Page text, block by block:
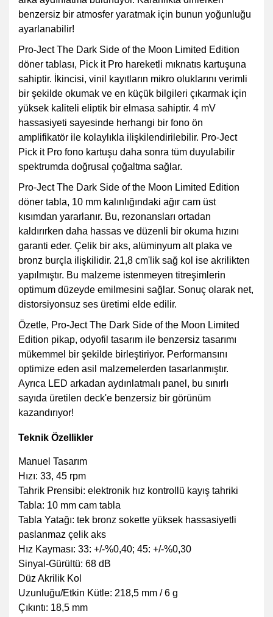
benzersiz bir atmosfer yaratmak için bunun yoğunluğu
ayarlanabilir!
Pro-Ject The Dark Side of the Moon Limited Edition
döner tablası, Pick it Pro hareketli mıknatıs kartuşuna
sahiptir. İkincisi, vinil kayıtların mikro oluklarını verimli
bir şekilde okumak ve en küçük bilgileri çıkarmak için
yüksek kaliteli eliptik bir elmasa sahiptir. 4 mV
hassasiyeti sayesinde herhangi bir fono ön
amplifikatör ile kolaylıkla ilişkilendirilebilir. Pro-Ject
Pick it Pro fono kartuşu daha sonra tüm duyulabilir
spektrumda doğrusal çoğaltma sağlar.
Pro-Ject The Dark Side of the Moon Limited Edition
döner tabla, 10 mm kalınlığındaki ağır cam üst
kısımdan yararlanır. Bu, rezonansları ortadan
kaldırırken daha hassas ve düzenli bir okuma hızını
garanti eder. Çelik bir aks, alüminyum alt plaka ve
bronz burçla ilişkilidir. 21,8 cm'lik sağ kol ise akrilikten
yapılmıştır. Bu malzeme istenmeyen titreşimlerin
optimum düzeyde emilmesini sağlar. Sonuç olarak net,
distorsiyonsuz ses üretimi elde edilir.
Özetle, Pro-Ject The Dark Side of the Moon Limited
Edition pikap, odyofil tasarım ile benzersiz tasarımı
mükemmel bir şekilde birleştiriyor. Performansını
optimize eden asil malzemelerden tasarlanmıştır.
Ayrıca LED arkadan aydınlatmalı panel, bu sınırlı
sayıda üretilen deck'e benzersiz bir görünüm
kazandırıyor!
Teknik Özellikler
Manuel Tasarım
Hızı: 33, 45 rpm
Tahrik Prensibi: elektronik hız kontrollü kayış tahriki
Tabla: 10 mm cam tabla
Tabla Yatağı: tek bronz sokette yüksek hassasiyetli
paslanmaz çelik aks
Hız Kayması: 33: +/-%0,40; 45: +/-%0,30
Sinyal-Gürültü: 68 dB
Düz Akrilik Kol
Uzunluğu/Etkin Kütle: 218,5 mm / 6 g
Çıkıntı: 18,5 mm